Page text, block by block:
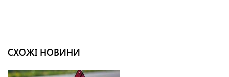
СХОЖІ НОВИНИ